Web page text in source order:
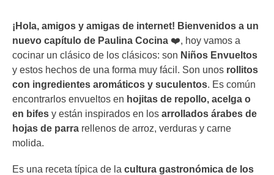
¡Hola, amigos y amigas de internet! Bienvenidos a un
nuevo capítulo de Paulina Cocina ❤️️, hoy vamos a
cocinar un clásico de los clásicos: son Niños Envueltos
y estos hechos de una forma muy fácil. Son unos rollitos
con ingredientes aromáticos y suculentos. Es común
encontrarlos envueltos en hojitas de repollo, acelga o
en bifes y están inspirados en los arrollados árabes de
hojas de parra rellenos de arroz, verduras y carne
molida.
Es una receta típica de la cultura gastronómica de los